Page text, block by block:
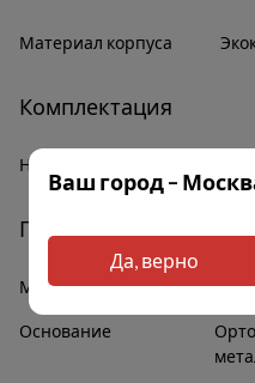
Материал корпуса
Комплектация
Наличие полок
Прочее
Мягкое изголовье Да
Основание
Ваш город –
Да, верно